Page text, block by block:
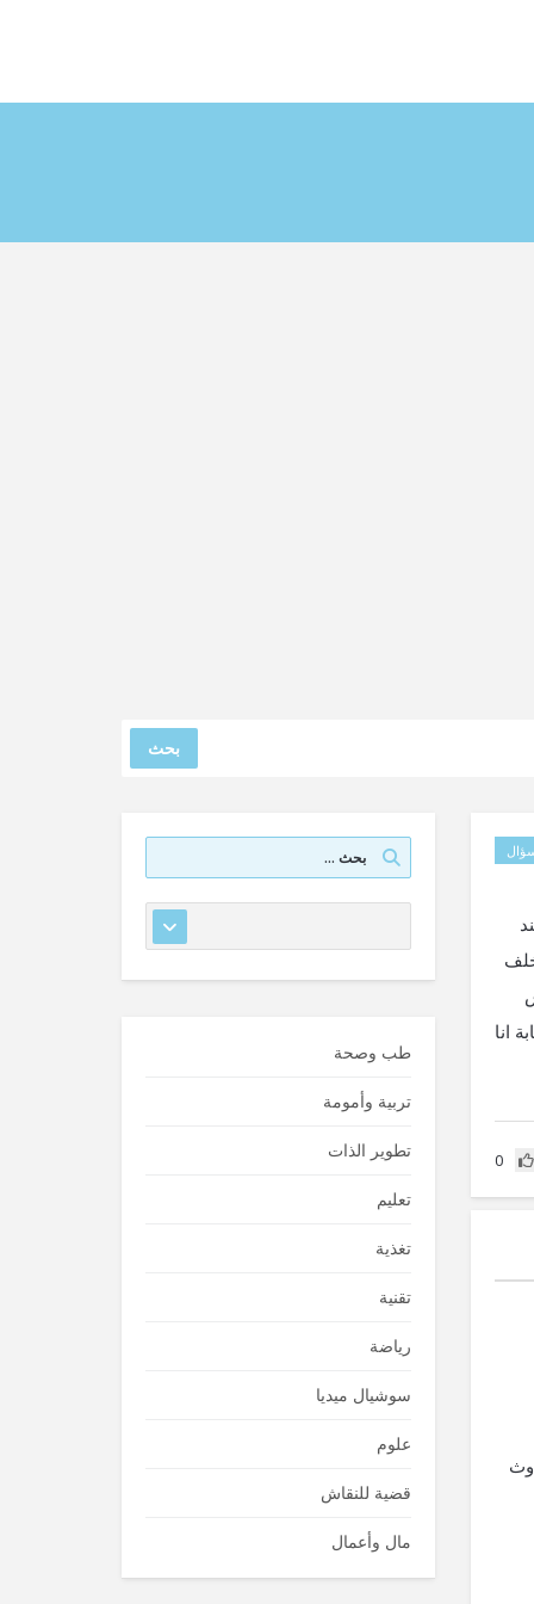
بحث
انا
0
طب وصحة
تربية وأمومة
تطوير الذات
تعليم
تغذية
تقنية
رياضة
سوشيال ميديا
علوم
قضية للنقاش
مال وأعمال